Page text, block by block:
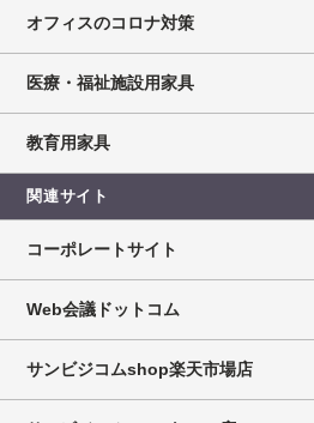
オフィスのコロナ対策
医療・福祉施設用家具
教育用家具
関連サイト
コーポレートサイト
Web会議ドットコム
サンビジコムshop楽天市場店